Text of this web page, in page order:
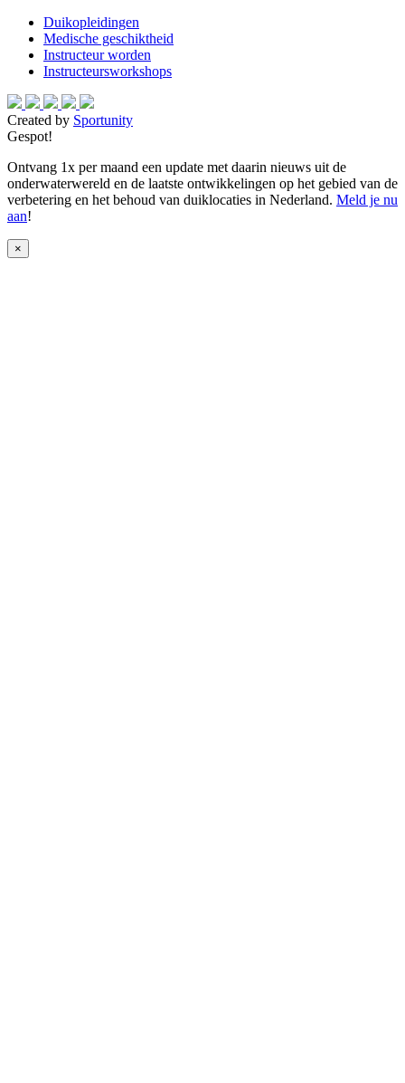
Duikopleidingen
Medische geschiktheid
Instructeur worden
Instructeursworkshops
Created by Sportunity
Gespot!
Ontvang 1x per maand een update met daarin nieuws uit de
onderwaterwereld en de laatste ontwikkelingen op het gebied van de
verbetering en het behoud van duiklocaties in Nederland. Meld je nu
aan!
×